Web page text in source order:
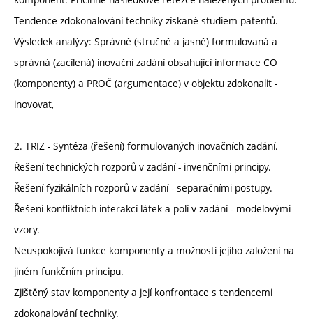
Tendence zdokonalování techniky získané studiem patentů.
Výsledek analýzy: Správně (stručně a jasně) formulovaná a
správná (zacílená) inovační zadání obsahující informace CO
(komponenty) a PROČ (argumentace) v objektu zdokonalit -
inovovat,
2. TRIZ - Syntéza (řešení) formulovaných inovačních zadání.
Řešení technických rozporů v zadání - invenčními principy.
Řešení fyzikálních rozporů v zadání - separačními postupy.
Řešení konfliktních interakcí látek a polí v zadání - modelovými
vzory.
Neuspokojivá funkce komponenty a možnosti jejího založení na
jiném funkčním principu.
Zjištěný stav komponenty a její konfrontace s tendencemi
zdokonalování techniky.